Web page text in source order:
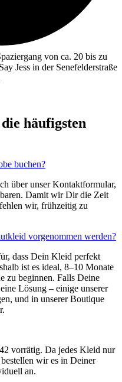
von ca. 20 bis zu
Jess in der Senefelderstraße
häufigsten
buchen?
über unser Kontaktformular,
Damit wir Dir die Zeit
wir, frühzeitig zu
vorgenommen werden?
dass Dein Kleid perfekt
ist es ideal, 8–10 Monate
zu beginnen. Falls Deine
Lösung – einige unserer
und in unserer Boutique
vorrätig. Da jedes Kleid nur
wir es in Deiner
an.